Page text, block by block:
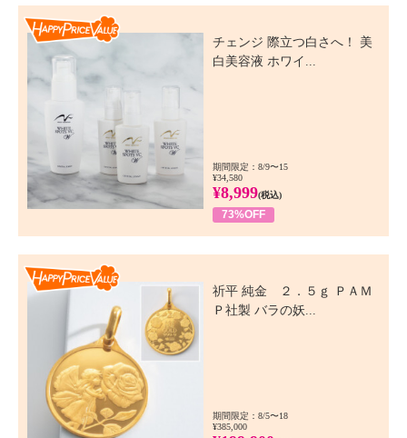
チェンジ 際立つ白さへ！ 美
白美容液 ホワイ...
期間限定：8/9〜15
¥34,580
¥8,999(税込)
73%OFF
祈平 純金 ２．５ｇ ＰＡＭ
Ｐ社製 バラの妖...
期間限定：8/5〜18
¥385,000